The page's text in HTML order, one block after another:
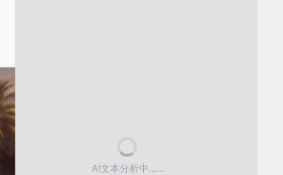
AI文本分析中……